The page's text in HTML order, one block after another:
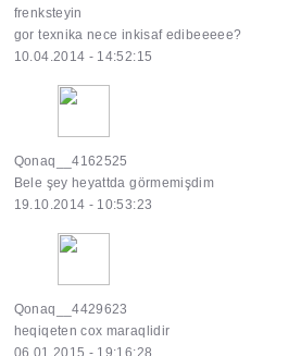
frenksteyin
gor texnika nece inkisaf edibeeeee?
10.04.2014 - 14:52:15
Qonaq__4162525
Bele şey heyattda görmemişdim
19.10.2014 - 10:53:23
Qonaq__4429623
heqiqeten cox maraqlidir